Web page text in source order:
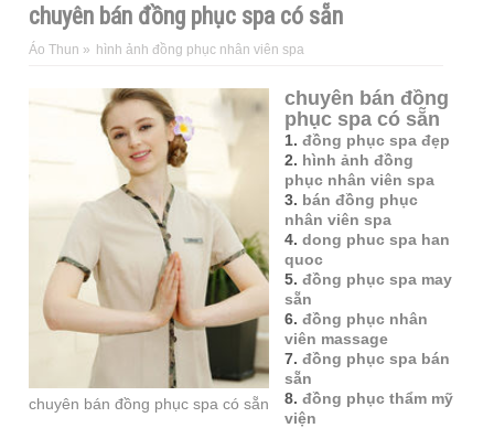
chuyên bán đồng phục spa có sẵn
Áo Thun » hình ảnh đồng phục nhân viên spa
chuyên bán đồng phục spa có sẵn
chuyên bán đồng
phục spa có sẵn
1. đồng phục spa đẹp
2. hình ảnh đồng
phục nhân viên spa
3. bán đồng phục
nhân viên spa
4. dong phuc spa han
quoc
5. đồng phục spa may
sẵn
6. đồng phục nhân
viên massage
7. đồng phục spa bán
sẵn
8. đồng phục thẩm mỹ
viện